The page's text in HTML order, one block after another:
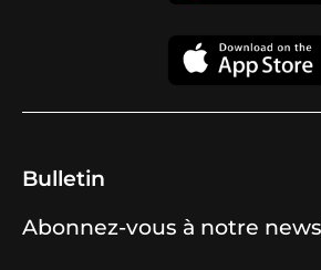
Bulletin
Abonnez-vous à notre